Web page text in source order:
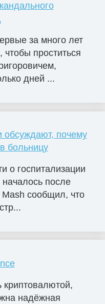
за много лет
проститься
дней ...
обсуждают, почему
больницу
о госпитализации
после
Mash сообщил, что
криптовалютой,
надёжная